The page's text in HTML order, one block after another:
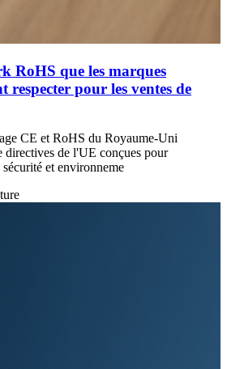
RoHS que les marques
pour les ventes de
CE et RoHS du Royaume-Uni
directives de l'UE conçues pour
et environneme